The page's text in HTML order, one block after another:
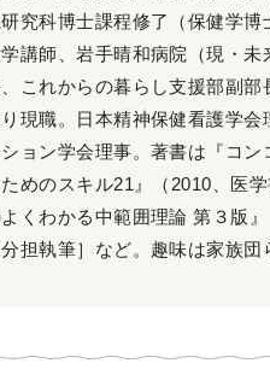
究科博士課程修了（保健学
講師、岩手晴和病院（現・
これからの暮らし支援部副
り現職。日本精神保健看護学
ョン学会理事。著書は『コ
ためのスキル21』（2010、医
くわかる中範囲理論 第３版
分担執筆］など。趣味は家族団